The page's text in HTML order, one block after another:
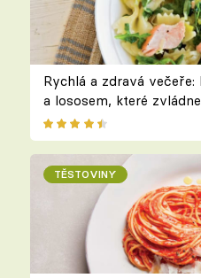
Rychlá a zdravá
a lososem, které
TĚSTOVINY